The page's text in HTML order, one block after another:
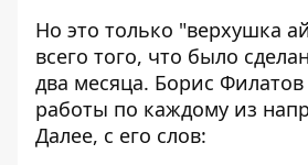
Но это только "верхушка
всего того, что было
два месяца. Борис Филатов
работы по каждому из
Далее, с его слов: